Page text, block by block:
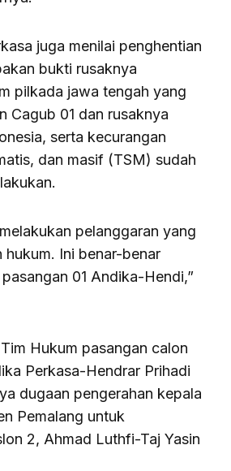
juga menilai penghentian
bukti rusaknya
pilkada jawa tengah yang
Cagub 01 dan rusaknya
serta kecurangan
dan masif (TSM) sudah
pelanggaran yang
hukum. Ini benar-benar
01 Andika-Hendi,”
Hukum pasangan calon
Perkasa-Hendrar Prihadi
dugaan pengerahan kepala
Pemalang untuk
2, Ahmad Luthfi-Taj Yasin